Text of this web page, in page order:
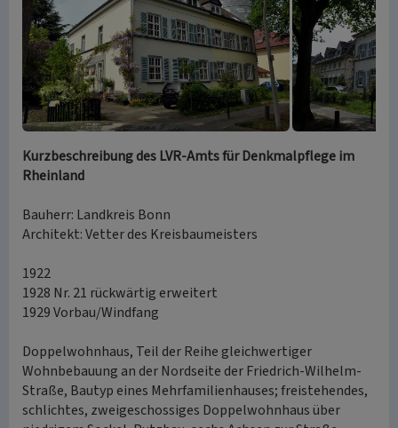
Kurzbeschreibung des LVR-Amts für Denkmalpflege im
Rheinland
Bauherr: Landkreis Bonn
Architekt: Vetter des Kreisbaumeisters
1922
1928 Nr. 21 rückwärtig erweitert
1929 Vorbau/Windfang
Doppelwohnhaus, Teil der Reihe gleichwertiger
Wohnbebauung an der Nordseite der Friedrich-Wilhelm-
Straße, Bautyp eines Mehrfamilienhauses; freistehendes,
schlichtes, zweigeschossiges Doppelwohnhaus über